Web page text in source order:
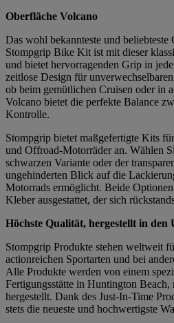
Oberfläche Volcano
Das wohl bekannteste und
Stompgrip Bike Kit ist mit dieser
und bietet hervorragenden Grip in
zeitlose Design für
ob beim gemütlichen Cruisen oder in
Volcano bietet die perfekte Balance
Kontrolle.
Stompgrip bietet maßgefertigte Kits
und Offroad-Motorräder an. Wählen
schwarzen Variante oder der
ungehinderten Blick auf die
Motorrads ermöglicht. Beide
Kleber ausgestattet, der sich
Höchste Qualität, hergestellt in den
Stompgrip Produkte stehen weltweit
actionreichen Sportarten und bei
Alle Produkte werden von einem
Fertigungsstätte in Huntington
hergestellt. Dank des Just-In-Time
stets die neueste und hochwertigste